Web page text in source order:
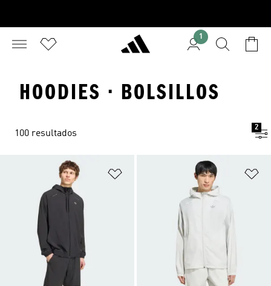
1
HOODIES · BOLSILLOS
100 resultados
2
Añadir a la lista de deseos